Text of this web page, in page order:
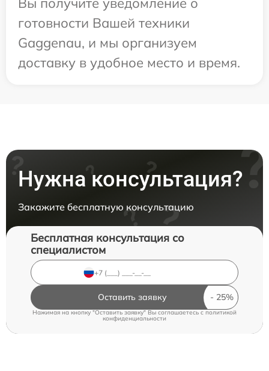
готовности Вашей техники
Gaggenau, и мы организуем
доставку в удобное место и время.
Нужна консультация?
Закажите бесплатную консультацию
Бесплатная консультация со
специалистом
Оставить заявку
Нажимая на кнопку "Оставить заявку" Вы соглашаетесь cполитикой
конфиденциальности